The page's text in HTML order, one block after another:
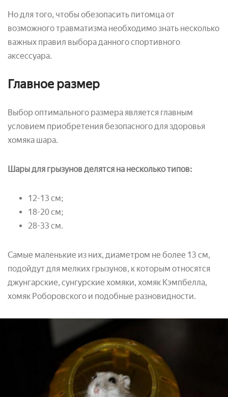
Но для того, чтобы обезопасить питомца от
возможного травматизма необходимо знать несколько
важных правил выбора данного спортивного
аксессуара.
Главное размер
Выбор оптимального размера является главным
условием приобретения безопасного для здоровья
хомяка шара.
Шары для грызунов делятся на несколько типов:
12-13 см;
18-20 см;
28-33 см.
Самые маленькие из них, диаметром не более 13 см,
подойдут для мелких грызунов, к которым относятся
джунгарские, сунгурские хомяки, хомяк Кэмпбелла,
хомяк Роборовского и подобные разновидности.